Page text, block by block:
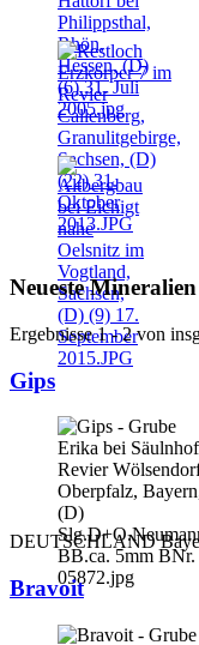
Neueste Mineralien
Ergebnisse 1 - 2 von
Gips
DEUTSCHLAND
Bravoit